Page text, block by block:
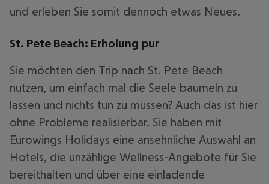
und erleben Sie somit dennoch etwas Neues.
St. Pete Beach: Erholung pur
Sie möchten den Trip nach St. Pete Beach
nutzen, um einfach mal die Seele baumeln zu
lassen und nichts tun zu müssen? Auch das ist hier
ohne Probleme realisierbar. Sie haben mit
Eurowings Holidays eine ansehnliche Auswahl an
Hotels, die unzählige Wellness-Angebote für Sie
bereithalten und über eine einladende